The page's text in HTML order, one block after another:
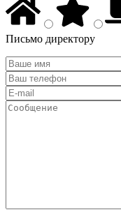
Письмо директору